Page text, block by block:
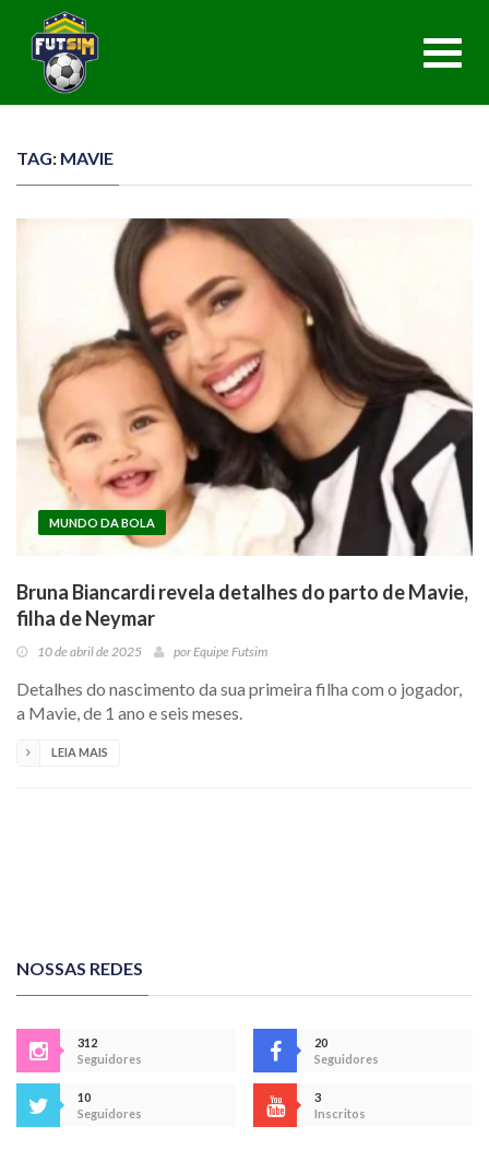
TAG: MAVIE
MUNDO DA BOLA
Bruna Biancardi revela detalhes do parto de Mavie,
filha de Neymar
10 de abril de 2025 por Equipe Futsim
Detalhes do nascimento da sua primeira filha com o jogador,
a Mavie, de 1 ano e seis meses.
LEIA MAIS
NOSSAS REDES
312
Seguidores
20
Seguidores
10
Seguidores
3
Inscritos